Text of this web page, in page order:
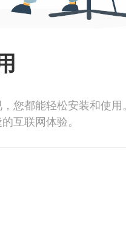
您都能轻松安装和使用。
互联网体验。